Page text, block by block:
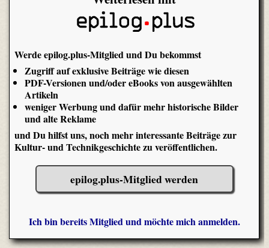
Werde epilog.plus-Mitglied und Du bekommst
Zugriff auf exklusive Beiträge wie diesen
PDF-Versionen und/oder eBooks von ausgewählten
Artikeln
weniger Werbung und dafür mehr historische Bilder
und alte Reklame
und Du hilfst uns, noch mehr interessante Beiträge zur
Kultur- und Technikgeschichte zu veröffentlichen.
epilog.plus-Mitglied werden
Ich bin bereits Mitglied und möchte mich anmelden.